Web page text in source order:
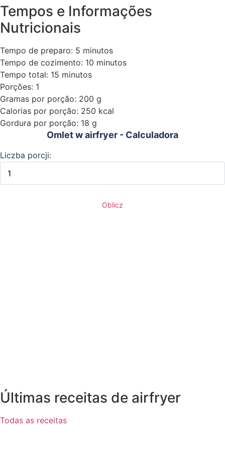
Tempos e Informações
Nutricionais
Tempo de preparo: 5 minutos
Tempo de cozimento: 10 minutos
Tempo total: 15 minutos
Porções: 1
Gramas por porção: 200 g
Calorias por porção: 250 kcal
Gordura por porção: 18 g
Omlet w airfryer - Calculadora
Liczba porcji:
Oblicz
Últimas receitas de airfryer
Todas as receitas